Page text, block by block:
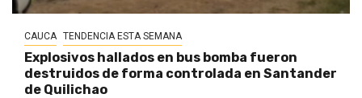
CAUCA TENDENCIA ESTA SEMANA
Explosivos hallados en bus bomba fueron
destruidos de forma controlada en Santander
de Quilichao